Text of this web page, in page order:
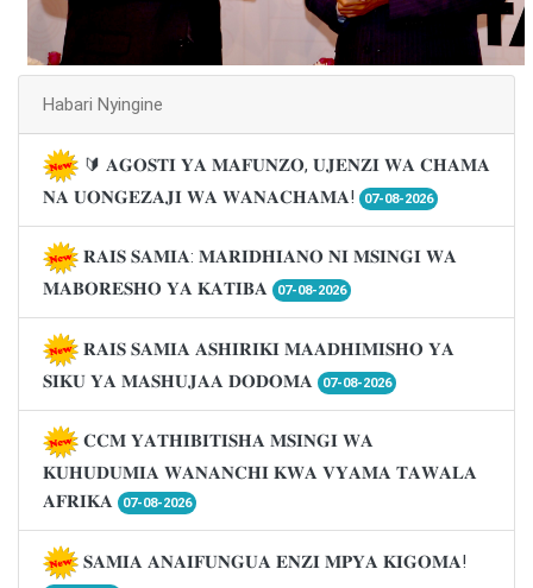
Habari Nyingine
🔰 𝐀𝐆𝐎𝐒𝐓𝐈 𝐘𝐀 𝐌𝐀𝐅𝐔𝐍𝐙𝐎, 𝐔𝐉𝐄𝐍𝐙𝐈 𝐖𝐀 𝐂𝐇𝐀𝐌𝐀
𝐍𝐀 𝐔𝐎𝐍𝐆𝐄𝐙𝐀𝐉𝐈 𝐖𝐀 𝐖𝐀𝐍𝐀𝐂𝐇𝐀𝐌𝐀!
07-08-2026
𝐑𝐀𝐈𝐒 𝐒𝐀𝐌𝐈𝐀: 𝐌𝐀𝐑𝐈𝐃𝐇𝐈𝐀𝐍𝐎 𝐍𝐈 𝐌𝐒𝐈𝐍𝐆𝐈 𝐖𝐀
𝐌𝐀𝐁𝐎𝐑𝐄𝐒𝐇𝐎 𝐘𝐀 𝐊𝐀𝐓𝐈𝐁𝐀
07-08-2026
𝐑𝐀𝐈𝐒 𝐒𝐀𝐌𝐈𝐀 𝐀𝐒𝐇𝐈𝐑𝐈𝐊𝐈 𝐌𝐀𝐀𝐃𝐇𝐈𝐌𝐈𝐒𝐇𝐎 𝐘𝐀
𝐒𝐈𝐊𝐔 𝐘𝐀 𝐌𝐀𝐒𝐇𝐔𝐉𝐀𝐀 𝐃𝐎𝐃𝐎𝐌𝐀
07-08-2026
𝐂𝐂𝐌 𝐘𝐀𝐓𝐇𝐈𝐁𝐈𝐓𝐈𝐒𝐇𝐀 𝐌𝐒𝐈𝐍𝐆𝐈 𝐖𝐀
𝐊𝐔𝐇𝐔𝐃𝐔𝐌𝐈𝐀 𝐖𝐀𝐍𝐀𝐍𝐂𝐇𝐈 𝐊𝐖𝐀 𝐕𝐘𝐀𝐌𝐀 𝐓𝐀𝐖𝐀𝐋𝐀
𝐀𝐅𝐑𝐈𝐊𝐀
07-08-2026
𝐒𝐀𝐌𝐈𝐀 𝐀𝐍𝐀𝐈𝐅𝐔𝐍𝐆𝐔𝐀 𝐄𝐍𝐙𝐈 𝐌𝐏𝐘𝐀 𝐊𝐈𝐆𝐎𝐌𝐀!